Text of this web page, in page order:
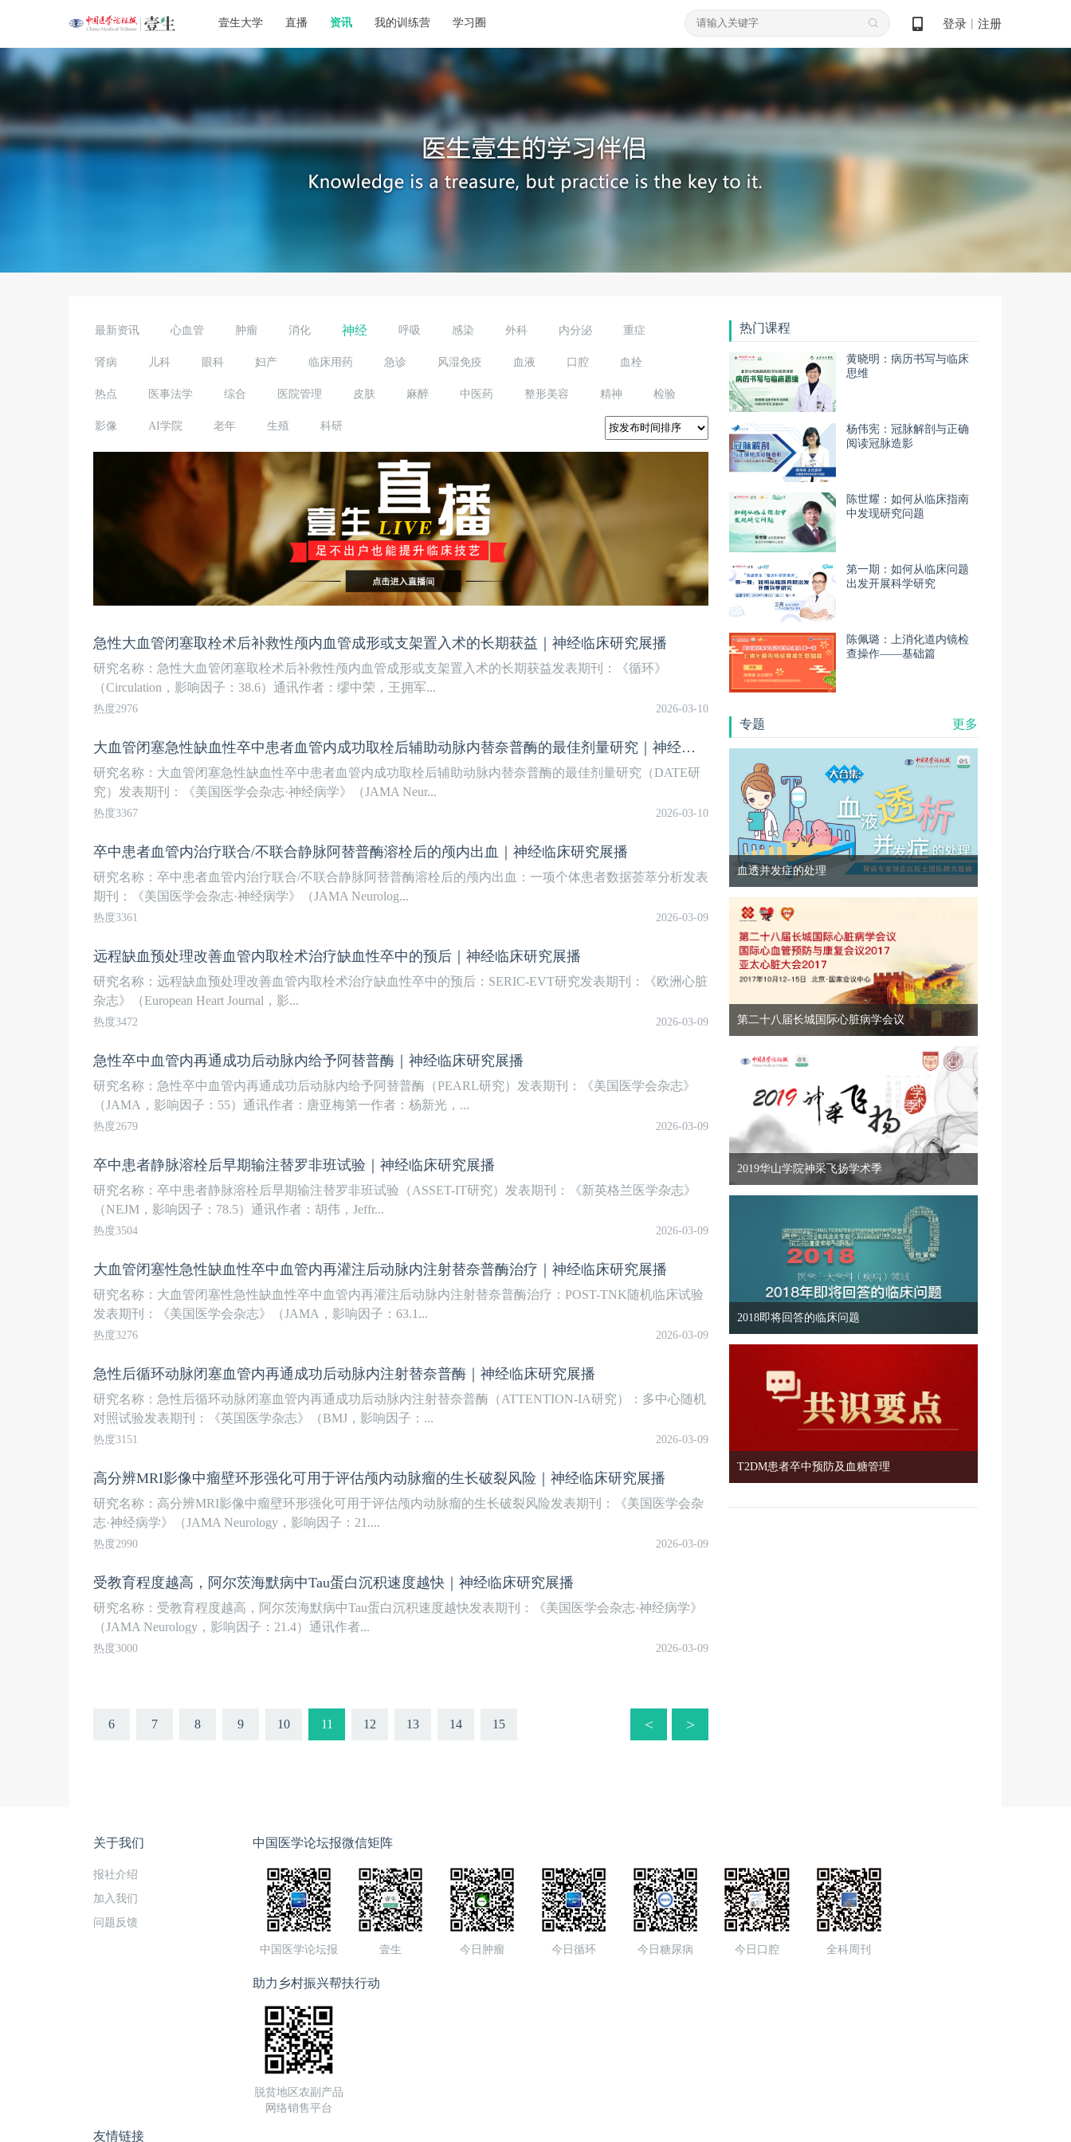
壹生大学 直播 资讯 我的训练营 学习圈 登录 注册
最新资讯 心血管 肿瘤 消化 神经 呼吸 感染 外科 内分泌 重症
肾病 儿科 眼科 妇产 临床用药 急诊 风湿免疫 血液 口腔 血栓
热点 医事法学 综合 医院管理 皮肤 麻醉 中医药 整形美容 精神 检验
影像 AI学院 老年 生殖 科研
急性大血管闭塞取栓术后补救性颅内血管成形或支架置入术的长期获益｜神经临床研究展播
研究名称：急性大血管闭塞取栓术后补救性颅内血管成形或支架置入术的长期获益发表期刊：《循环》
（Circulation，影响因子：38.6）通讯作者：缪中荣，王拥军...
热度2976 2026-03-10
大血管闭塞急性缺血性卒中患者血管内成功取栓后辅助动脉内替奈普酶的最佳剂量研究｜神经临床研究展播
研究名称：大血管闭塞急性缺血性卒中患者血管内成功取栓后辅助动脉内替奈普酶的最佳剂量研究（DATE研
究）发表期刊：《美国医学会杂志·神经病学》（JAMA Neur...
热度3367 2026-03-10
卒中患者血管内治疗联合/不联合静脉阿替普酶溶栓后的颅内出血｜神经临床研究展播
研究名称：卒中患者血管内治疗联合/不联合静脉阿替普酶溶栓后的颅内出血：一项个体患者数据荟萃分析发表
期刊：《美国医学会杂志·神经病学》（JAMA Neurolog...
热度3361 2026-03-09
远程缺血预处理改善血管内取栓术治疗缺血性卒中的预后｜神经临床研究展播
研究名称：远程缺血预处理改善血管内取栓术治疗缺血性卒中的预后：SERIC‑EVT研究发表期刊：《欧洲心脏
杂志》（European Heart Journal，影...
热度3472 2026-03-09
急性卒中血管内再通成功后动脉内给予阿替普酶｜神经临床研究展播
研究名称：急性卒中血管内再通成功后动脉内给予阿替普酶（PEARL研究）发表期刊：《美国医学会杂志》
（JAMA，影响因子：55）通讯作者：唐亚梅第一作者：杨新光，...
热度2679 2026-03-09
卒中患者静脉溶栓后早期输注替罗非班试验｜神经临床研究展播
研究名称：卒中患者静脉溶栓后早期输注替罗非班试验（ASSET-IT研究）发表期刊：《新英格兰医学杂志》
（NEJM，影响因子：78.5）通讯作者：胡伟，Jeffr...
热度3504 2026-03-09
大血管闭塞性急性缺血性卒中血管内再灌注后动脉内注射替奈普酶治疗｜神经临床研究展播
研究名称：大血管闭塞性急性缺血性卒中血管内再灌注后动脉内注射替奈普酶治疗：POST-TNK随机临床试验
发表期刊：《美国医学会杂志》（JAMA，影响因子：63.1...
热度3276 2026-03-09
急性后循环动脉闭塞血管内再通成功后动脉内注射替奈普酶｜神经临床研究展播
研究名称：急性后循环动脉闭塞血管内再通成功后动脉内注射替奈普酶（ATTENTION-IA研究）：多中心随机
对照试验发表期刊：《英国医学杂志》（BMJ，影响因子：...
热度3151 2026-03-09
高分辨MRI影像中瘤壁环形强化可用于评估颅内动脉瘤的生长破裂风险｜神经临床研究展播
研究名称：高分辨MRI影像中瘤壁环形强化可用于评估颅内动脉瘤的生长破裂风险发表期刊：《美国医学会杂
志·神经病学》（JAMA Neurology，影响因子：21....
热度2990 2026-03-09
受教育程度越高，阿尔茨海默病中Tau蛋白沉积速度越快｜神经临床研究展播
研究名称：受教育程度越高，阿尔茨海默病中Tau蛋白沉积速度越快发表期刊：《美国医学会杂志·神经病学》
（JAMA Neurology，影响因子：21.4）通讯作者...
热度3000 2026-03-09
6 7 8 9 10 11 12 13 14 15 < >
热门课程
黄晓明：病历书写与临床
思维
杨伟宪：冠脉解剖与正确
阅读冠脉造影
陈世耀：如何从临床指南
中发现研究问题
第一期：如何从临床问题
出发开展科学研究
陈佩璐：上消化道内镜检
查操作——基础篇
专题 更多
血透并发症的处理
第二十八届长城国际心脏病学会议
2019华山学院神采飞扬学术季
2018即将回答的临床问题
T2DM患者卒中预防及血糖管理
关于我们
报社介绍
加入我们
问题反馈
中国医学论坛报微信矩阵
中国医学论坛报 壹生 今日肿瘤 今日循环 今日糖尿病 今日口腔 全科周刊
助力乡村振兴帮扶行动
脱贫地区农副产品
网络销售平台
友情链接